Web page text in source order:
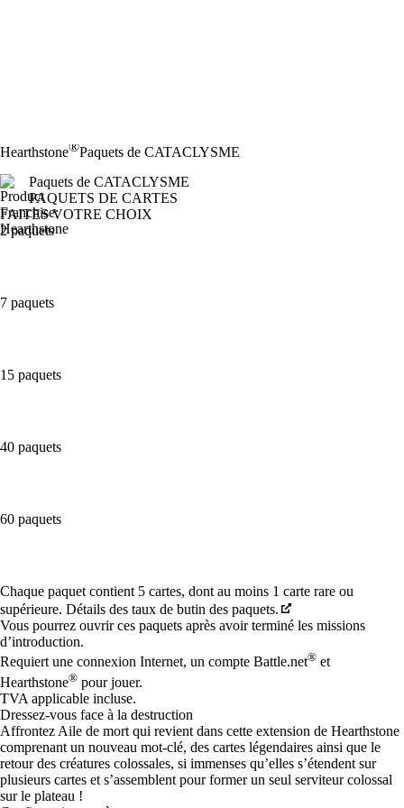
Hearthstone®Paquets de CATACLYSME
Paquets de CATACLYSME
PAQUETS DE CARTES
FAITES VOTRE CHOIX
2 paquets
7 paquets
15 paquets
40 paquets
60 paquets
Available actions
Chaque paquet contient 5 cartes, dont au moins 1 carte rare ou
supérieure. Détails des taux de butin des paquets.
Vous pourrez ouvrir ces paquets après avoir terminé les missions
d’introduction.
Requiert une connexion Internet, un compte Battle.net® et
Hearthstone® pour jouer.
TVA applicable incluse.
Dressez-vous face à la destruction
Affrontez Aile de mort qui revient dans cette extension de Hearthstone
comprenant un nouveau mot-clé, des cartes légendaires ainsi que le
retour des créatures colossales, si immenses qu’elles s’étendent sur
plusieurs cartes et s’assemblent pour former un seul serviteur colossal
sur le plateau !